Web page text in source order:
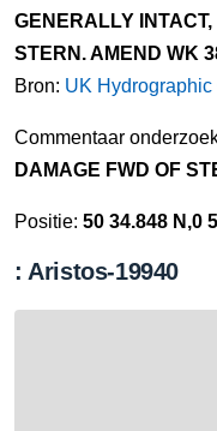
GENERALLY
STERN. AMEND WK
Bron: UK Hydrographic
Commentaar
DAMAGE FWD OF
Positie: 50 34.848 N,0
: Aristos-19940